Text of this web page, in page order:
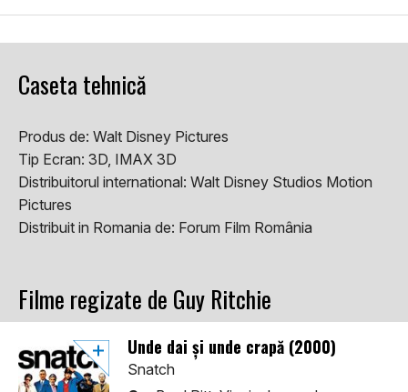
Caseta tehnică
Produs de: Walt Disney Pictures
Tip Ecran: 3D, IMAX 3D
Distribuitorul international: Walt Disney Studios Motion
Pictures
Distribuit in Romania de: Forum Film România
Filme regizate de Guy Ritchie
Unde dai și unde crapă (2000)
Snatch